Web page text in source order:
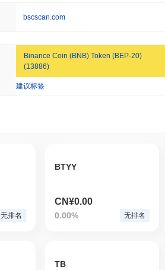
bscscan.com
Binance Coin (BNB) Token (BEP-20)
(13886)
建议标签
无排名
BTYY
CN¥0.00
0.00% 无排名
TB